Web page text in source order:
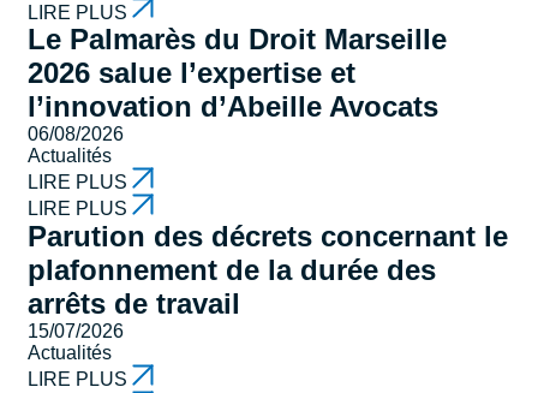
LIRE PLUS
Le Palmarès du Droit Marseille
2026 salue l’expertise et
l’innovation d’Abeille Avocats
06/08/2026
Actualités
LIRE PLUS
LIRE PLUS
Parution des décrets concernant le
plafonnement de la durée des
arrêts de travail
15/07/2026
Actualités
LIRE PLUS